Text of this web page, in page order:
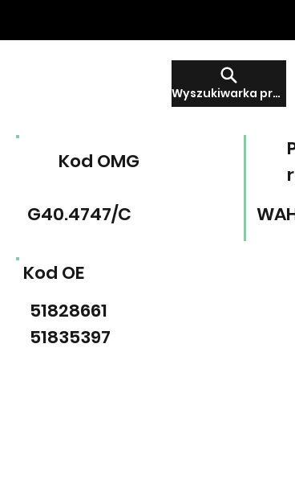
Wyszukiwarka produktów
Kod OMG
G40.4747/C
Kod OE
51828661
51835397